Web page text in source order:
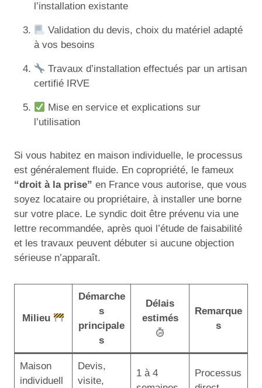
l’installation existante
Validation du devis, choix du matériel adapté
à vos besoins
Travaux d’installation effectués par un artisan
certifié IRVE
Mise en service et explications sur
l’utilisation
Si vous habitez en maison individuelle, le processus
est généralement fluide. En copropriété, le fameux
“droit à la prise” en France vous autorise, que vous
soyez locataire ou propriétaire, à installer une borne
sur votre place. Le syndic doit être prévenu via une
lettre recommandée, après quoi l’étude de faisabilité
et les travaux peuvent débuter si aucune objection
sérieuse n’apparaît.
Milieu
Démarche
s
principale
s
Délais
estimés
Remarque
s
Maison
individuell
Devis,
visite,
1 à 4
Processus